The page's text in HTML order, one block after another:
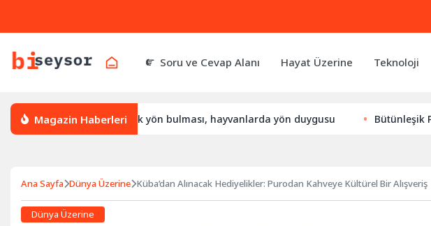
Soru ve Cevap Alanı Hayat Üzerine Teknoloji
Magazin Haberleri
bulur, leylek yön bulması, hayvanlarda yön duygusu Bütünleşik Pazarlama:
Ana Sayfa Dünya Üzerine Küba’dan Alınacak Hediyelikler: Purodan Kahveye Kültürel Bir Alışveriş
Dünya Üzerine